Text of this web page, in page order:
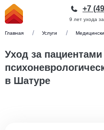
9 лет ухода
+7
Главная Услуги
Уход за пациентами
в Шатуре